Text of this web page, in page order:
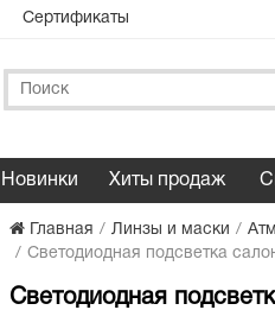
Сертификаты
Новинки Хиты продаж
Главная Линзы и маски
Светодиодная подсветка
Светодиодная